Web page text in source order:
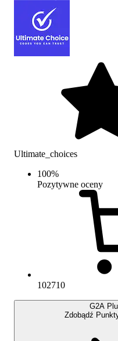
Ultimate_choices
100%
Pozytywne oceny
102710
G2A
Zdobądź